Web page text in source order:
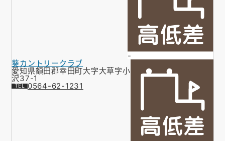
公式オンラインショップ -
葵カントリークラブ
愛知県額田郡幸田町大字大草字小
沢37-1
0564-62-1231